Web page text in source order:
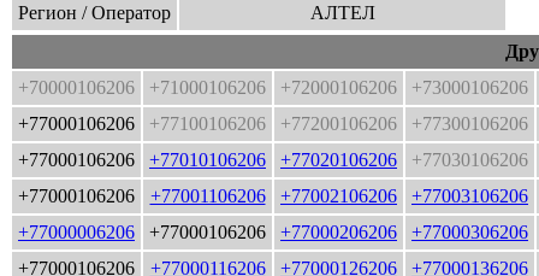
Регион / Оператор
АЛТЕЛ
+70000106206
+71000106206 +72000106206
+73000106206
+77000106206
+77100106206 +77200106206
+77300106206
+77000106206
+77010106206 +77020106206
+77030106206
+77000106206
+77001106206 +77002106206
+77003106206
+77000006206
+77000106206 +77000206206
+77000306206
+77000106206
+77000116206 +77000126206
+77000136206